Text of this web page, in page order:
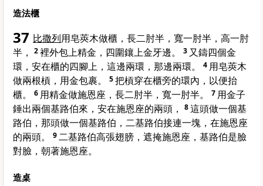
造法櫃
37 比撒列用皂莢木做櫃，長二肘半，寬一肘半，高一肘
半，
2裡外包上精金，四圍鑲上金牙邊。 3 又鑄四個金
環，安在櫃的四腳上，這邊兩環，那邊兩環。
4 用皂莢木
做兩根槓，用金包裹。
5把槓穿在櫃旁的環內，以便抬
櫃。
6 用精金做施恩座，長二肘半，寬一肘半。 7 用金子
錘出兩個基路伯來，安在施恩座的兩頭，
8這頭做一個基
路伯，那頭做一個基路伯，二基路伯接連一塊，在施恩座
的兩頭。
9二基路伯高張翅膀，遮掩施恩座，基路伯是臉
對臉，朝著施恩座。
造桌